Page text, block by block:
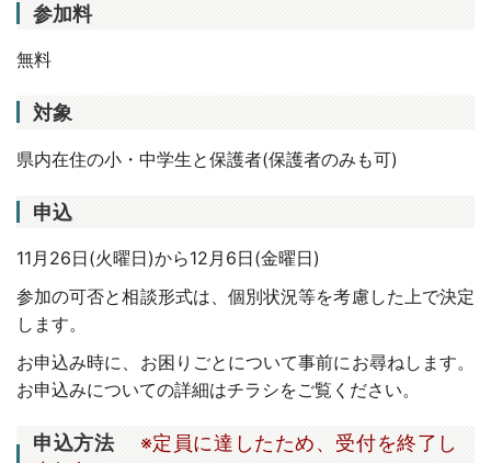
参加料
無料
対象
県内在住の小・中学生と保護者(保護者のみも可)
申込
11月26日(火曜日)から12月6日(金曜日)
参加の可否と相談形式は、個別状況等を考慮した上で決定
します。
お申込み時に、お困りごとについて事前にお尋ねします。
お申込みについての詳細はチラシをご覧ください。
申込方法 ※定員に達したため、受付を終了し